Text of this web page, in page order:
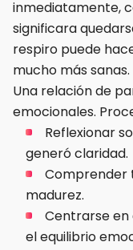
inmediatamente,
significara
respiro puede
mucho más sanas.
Una relación de
emocionales.
Reflexionar
generó claridad.
Comprender
madurez.
Centrarse
el equilibrio